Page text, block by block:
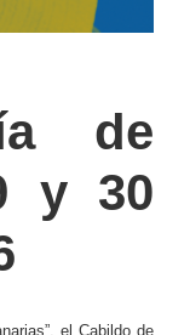
de
y 30
el Cabildo de